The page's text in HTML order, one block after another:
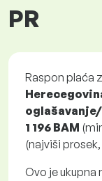
PR
Raspon plaća
1 196 BAM
(najviši
Ovo je ukupna